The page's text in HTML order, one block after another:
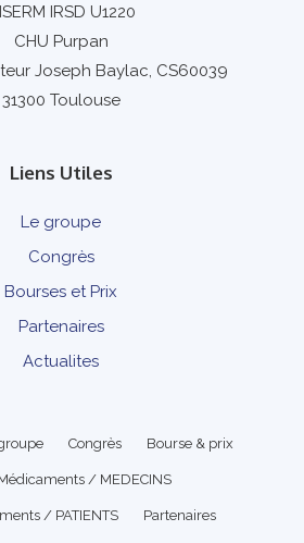
IRSD U1220
CHU Purpan
Joseph Baylac, CS60039
31300 Toulouse
Liens Utiles
Le groupe
Congrès
Bourses et Prix
Partenaires
Actualites
Congrès Bourse & prix
/ MEDECINS
/ PATIENTS Partenaires